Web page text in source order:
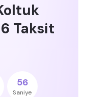
Taksit
55
Saniye